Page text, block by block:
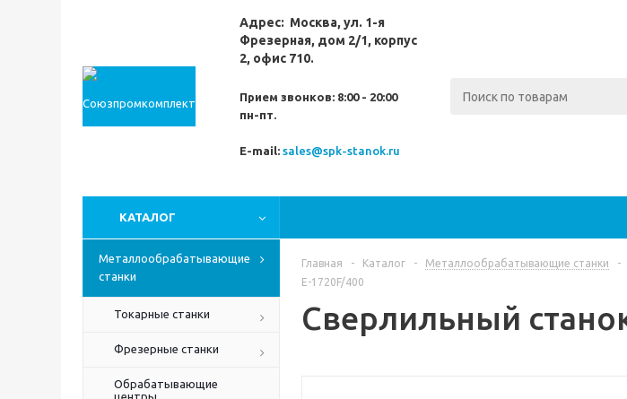
Адрес: Москва, ул. 1-я
Фрезерная, дом 2/1, корпус
2, офис 710.
Прием звонков: 8:00 - 20:00
пн-пт.
E-mail: sales@spk-stanok.ru
КАТАЛОГ
Металлообрабатывающие
станки
Токарные станки
Фрезерные станки
Обрабатывающие
центры
Главная - Каталог - Металлообрабатывающие станки -
Е-1720F/400
Сверлильный